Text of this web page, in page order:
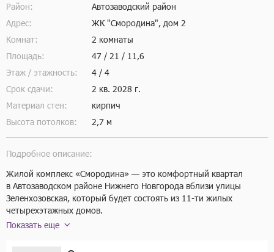
Район:
Автозаводский район
Адрес:
ЖК "Смородина", дом 2
Комнат:
2 комнаты
Площадь:
47 / 21 / 11,6
Этаж / этажность:
4 / 4
Срок сдачи:
2 кв. 2028 г.
Материал стен:
кирпич
Высота потолков:
2,7 м
Подробное описание:
Жилой комплекс «Смородина» — это комфортный квартал
в Автозаводском районе Нижнего Новгорода вблизи улицы
Зеленхозовская, который будет состоять из 11-ти жилых
четырехэтажных домов.
Квартал с собственным озером расположится вблизи
Показать еще